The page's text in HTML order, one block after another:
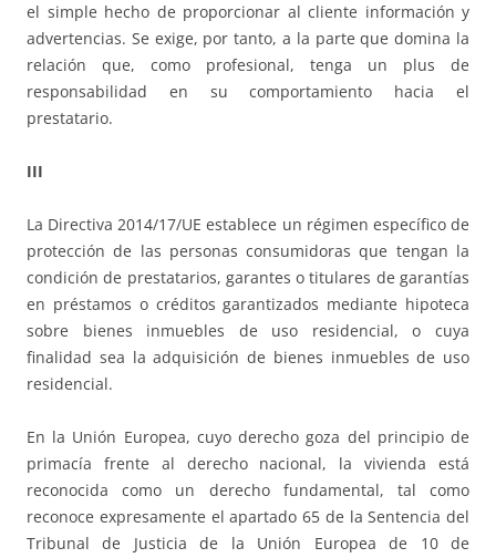
el simple hecho de proporcionar al cliente información y
advertencias. Se exige, por tanto, a la parte que domina la
relación que, como profesional, tenga un plus de
responsabilidad en su comportamiento hacia el
prestatario.
III
La Directiva 2014/17/UE establece un régimen específico de
protección de las personas consumidoras que tengan la
condición de prestatarios, garantes o titulares de garantías
en préstamos o créditos garantizados mediante hipoteca
sobre bienes inmuebles de uso residencial, o cuya
finalidad sea la adquisición de bienes inmuebles de uso
residencial.
En la Unión Europea, cuyo derecho goza del principio de
primacía frente al derecho nacional, la vivienda está
reconocida como un derecho fundamental, tal como
reconoce expresamente el apartado 65 de la Sentencia del
Tribunal de Justicia de la Unión Europea de 10 de